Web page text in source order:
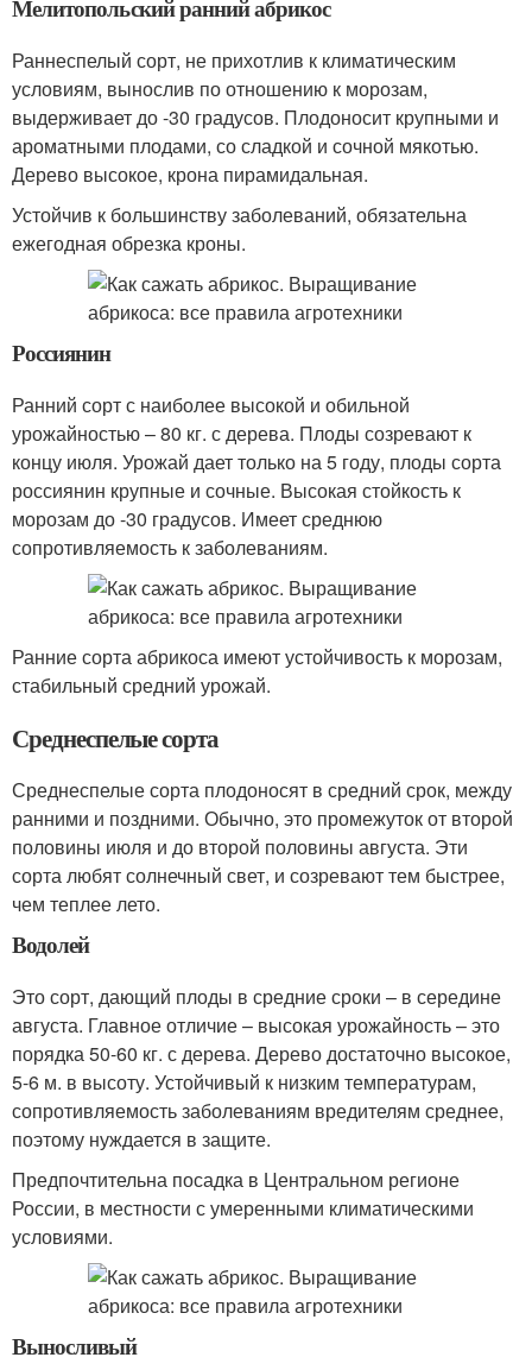
Мелитопольский ранний абрикос
Раннеспелый сорт, не прихотлив к климатическим
условиям, вынослив по отношению к морозам,
выдерживает до -30 градусов. Плодоносит крупными и
ароматными плодами, со сладкой и сочной мякотью.
Дерево высокое, крона пирамидальная.
Устойчив к большинству заболеваний, обязательна
ежегодная обрезка кроны.
Россиянин
Ранний сорт с наиболее высокой и обильной
урожайностью – 80 кг. с дерева. Плоды созревают к
концу июля. Урожай дает только на 5 году, плоды сорта
россиянин крупные и сочные. Высокая стойкость к
морозам до -30 градусов. Имеет среднюю
сопротивляемость к заболеваниям.
Ранние сорта абрикоса имеют устойчивость к морозам,
стабильный средний урожай.
Среднеспелые сорта
Среднеспелые сорта плодоносят в средний срок, между
ранними и поздними. Обычно, это промежуток от второй
половины июля и до второй половины августа. Эти
сорта любят солнечный свет, и созревают тем быстрее,
чем теплее лето.
Водолей
Это сорт, дающий плоды в средние сроки – в середине
августа. Главное отличие – высокая урожайность – это
порядка 50-60 кг. с дерева. Дерево достаточно высокое,
5-6 м. в высоту. Устойчивый к низким температурам,
сопротивляемость заболеваниям вредителям среднее,
поэтому нуждается в защите.
Предпочтительна посадка в Центральном регионе
России, в местности с умеренными климатическими
условиями.
Выносливый